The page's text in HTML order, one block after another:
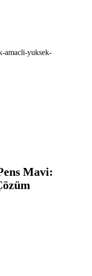
amacli-yuksek-
Mavi: